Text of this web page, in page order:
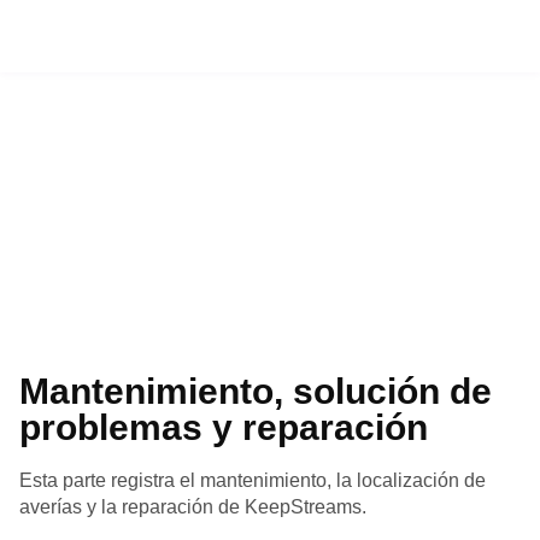
Mantenimiento, solución de
problemas y reparación
Esta parte registra el mantenimiento, la localización de
averías y la reparación de KeepStreams.